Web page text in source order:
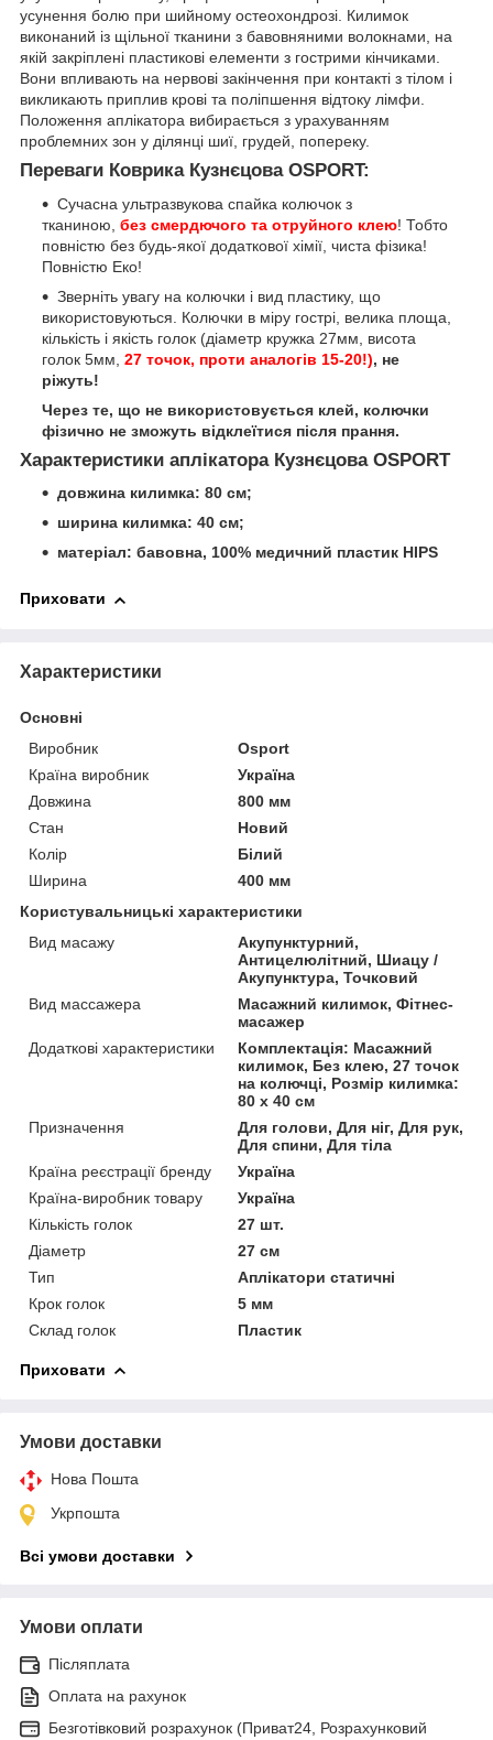
усунення болю при шийному остеохондрозі. Килимок
виконаний із щільної тканини з бавовняними волокнами, на
якій закріплені пластикові елементи з гострими кінчиками.
Вони впливають на нервові закінчення при контакті з тілом і
викликають приплив крові та поліпшення відтоку лімфи.
Положення аплікатора вибирається з урахуванням
проблемних зон у ділянці шиї, грудей, попереку.
Переваги Коврика Кузнєцова OSPORT:
Сучасна ультразвукова спайка колючок з
тканиною, без смердючого та отруйного клею! Тобто
повністю без будь-якої додаткової хімії, чиста фізика!
Повністю Еко!
Зверніть увагу на колючки і вид пластику, що
використовуються. Колючки в міру гострі, велика площа,
кількість і якість голок (діаметр кружка 27мм, висота
голок 5мм, 27 точок, проти аналогів 15-20!), не
ріжуть!
Через те, що не використовується клей, колючки
фізично не зможуть відклеїтися після прання.
Характеристики аплікатора Кузнєцова OSPORT
довжина килимка: 80 см;
ширина килимка: 40 см;
матеріал: бавовна, 100% медичний пластик HIPS
Приховати
Характеристики
Основні
Виробник
Osport
Країна виробник
Україна
Довжина
800 мм
Стан
Новий
Колір
Білий
Ширина
400 мм
Користувальницькі характеристики
Вид масажу
Акупунктурний,
Антицелюлітний, Шиацу /
Акупунктура, Точковий
Вид массажера
Масажний килимок, Фітнес-
масажер
Додаткові характеристики
Комплектація: Масажний
килимок, Без клею, 27 точок
на колючці, Розмір килимка:
80 х 40 см
Призначення
Для голови, Для ніг, Для рук,
Для спини, Для тіла
Країна реєстрації бренду
Україна
Країна-виробник товару
Україна
Кількість голок
27 шт.
Діаметр
27 см
Тип
Аплікатори статичні
Крок голок
5 мм
Склад голок
Пластик
Приховати
Умови доставки
Нова Пошта
Укрпошта
Всі умови доставки
Умови оплати
Післяплата
Оплата на рахунок
Безготівковий розрахунок (Приват24, Розрахунковий